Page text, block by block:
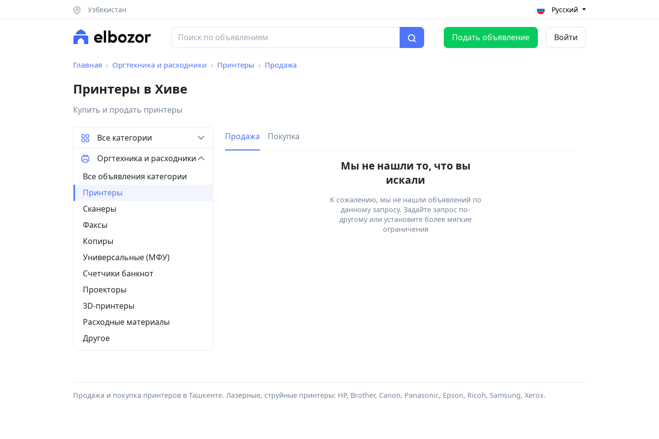
Узбекистан Русский
Подать объявление Войти
Главная Оргтехника и расходники Принтеры Продажа
Принтеры в Хиве
Купить и продать принтеры
Продажа Покупка
Мы не нашли то, что вы
искали
К сожалению, мы не нашли объявлений по
данному запросу. Задайте запрос по-
другому или установите более мягкие
ограничения
Все категории
Оргтехника и расходники
Все объявления категории
Принтеры
Сканеры
Факсы
Копиры
Универсальные (МФУ)
Счетчики банкнот
Проекторы
3D-принтеры
Расходные материалы
Другое
Продажа и покупка принтеров в Ташкенте. Лазерные, струйные принтеры: HP, Brother, Canon, Panasonic, Epson, Ricoh, Samsung, Xerox.